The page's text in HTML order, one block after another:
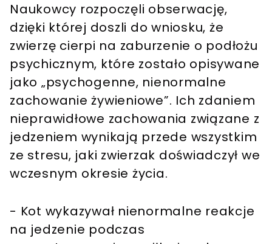
Naukowcy rozpoczęli obserwację,
dzięki której doszli do wniosku, że
zwierzę cierpi na zaburzenie o podłożu
psychicznym, które zostało opisywane
jako „psychogenne, nienormalne
zachowanie żywieniowe”. Ich zdaniem
nieprawidłowe zachowania związane z
jedzeniem wynikają przede wszystkim
ze stresu, jaki zwierzak doświadczył we
wczesnym okresie życia.
- Kot wykazywał nienormalne reakcje
na jedzenie podczas